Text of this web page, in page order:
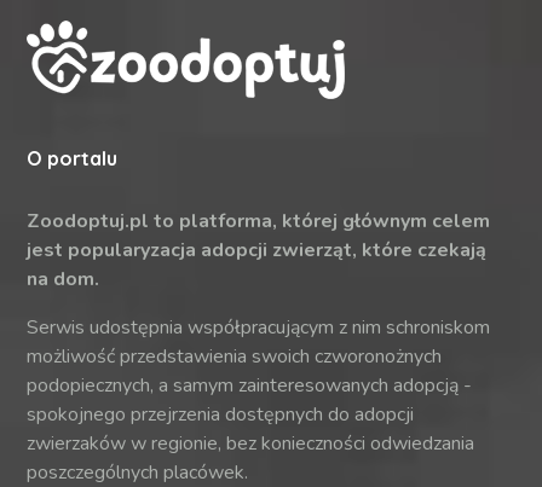
O portalu
Zoodoptuj.pl to platforma, której głównym celem
jest popularyzacja adopcji zwierząt, które czekają
na dom.
Serwis udostępnia współpracującym z nim schroniskom
możliwość przedstawienia swoich czworonożnych
podopiecznych, a samym zainteresowanych adopcją -
spokojnego przejrzenia dostępnych do adopcji
zwierzaków w regionie, bez konieczności odwiedzania
poszczególnych placówek.